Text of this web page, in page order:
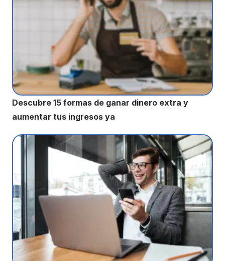
Descubre 15 formas de ganar dinero extra y
aumentar tus ingresos ya